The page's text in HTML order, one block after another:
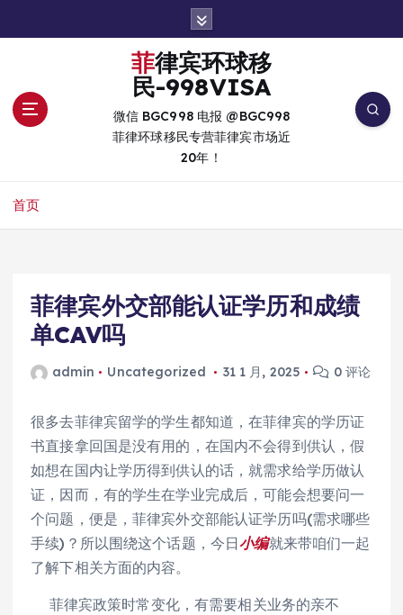
菲律宾环球移
民-998VISA
微信 BGC998 电报 @BGC998
菲律环球移民专营菲律宾市场近
20年！
首页
菲律宾外交部能认证学历和成绩
单CAV吗
admin Uncategorized 31 1 月, 2025 0 评论
很多去菲律宾留学的学生都知道，在菲律宾的学历证
书直接拿回国是没有用的，在国内不会得到供认，假
如想在国内让学历得到供认的话，就需求给学历做认
证，因而，有的学生在学业完成后，可能会想要问一
个问题，便是，菲律宾外交部能认证学历吗(需求哪些
手续)？所以围绕这个话题，今日小编就来带咱们一起
了解下相关方面的内容。
菲律宾政策时常变化，有需要相关业务的亲不